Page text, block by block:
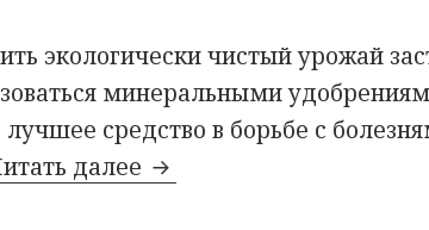
экологически чистый урожай
минеральными
средство в борьбе с
далее Борьба с болезнями в